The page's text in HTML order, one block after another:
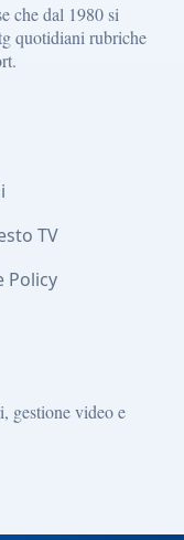
che dal 1980 si
quotidiani rubriche
TV
Policy
gestione video e